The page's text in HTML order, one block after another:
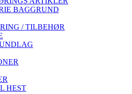
BAGGRUND
/ TILBEHØR
HEST